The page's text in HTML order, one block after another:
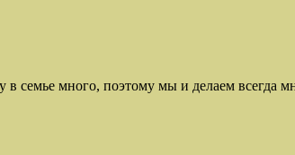
в семье много, поэтому мы и делаем всегда